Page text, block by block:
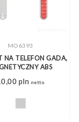
MO6393
NA TELEFON GADA,
ABS
pln netto